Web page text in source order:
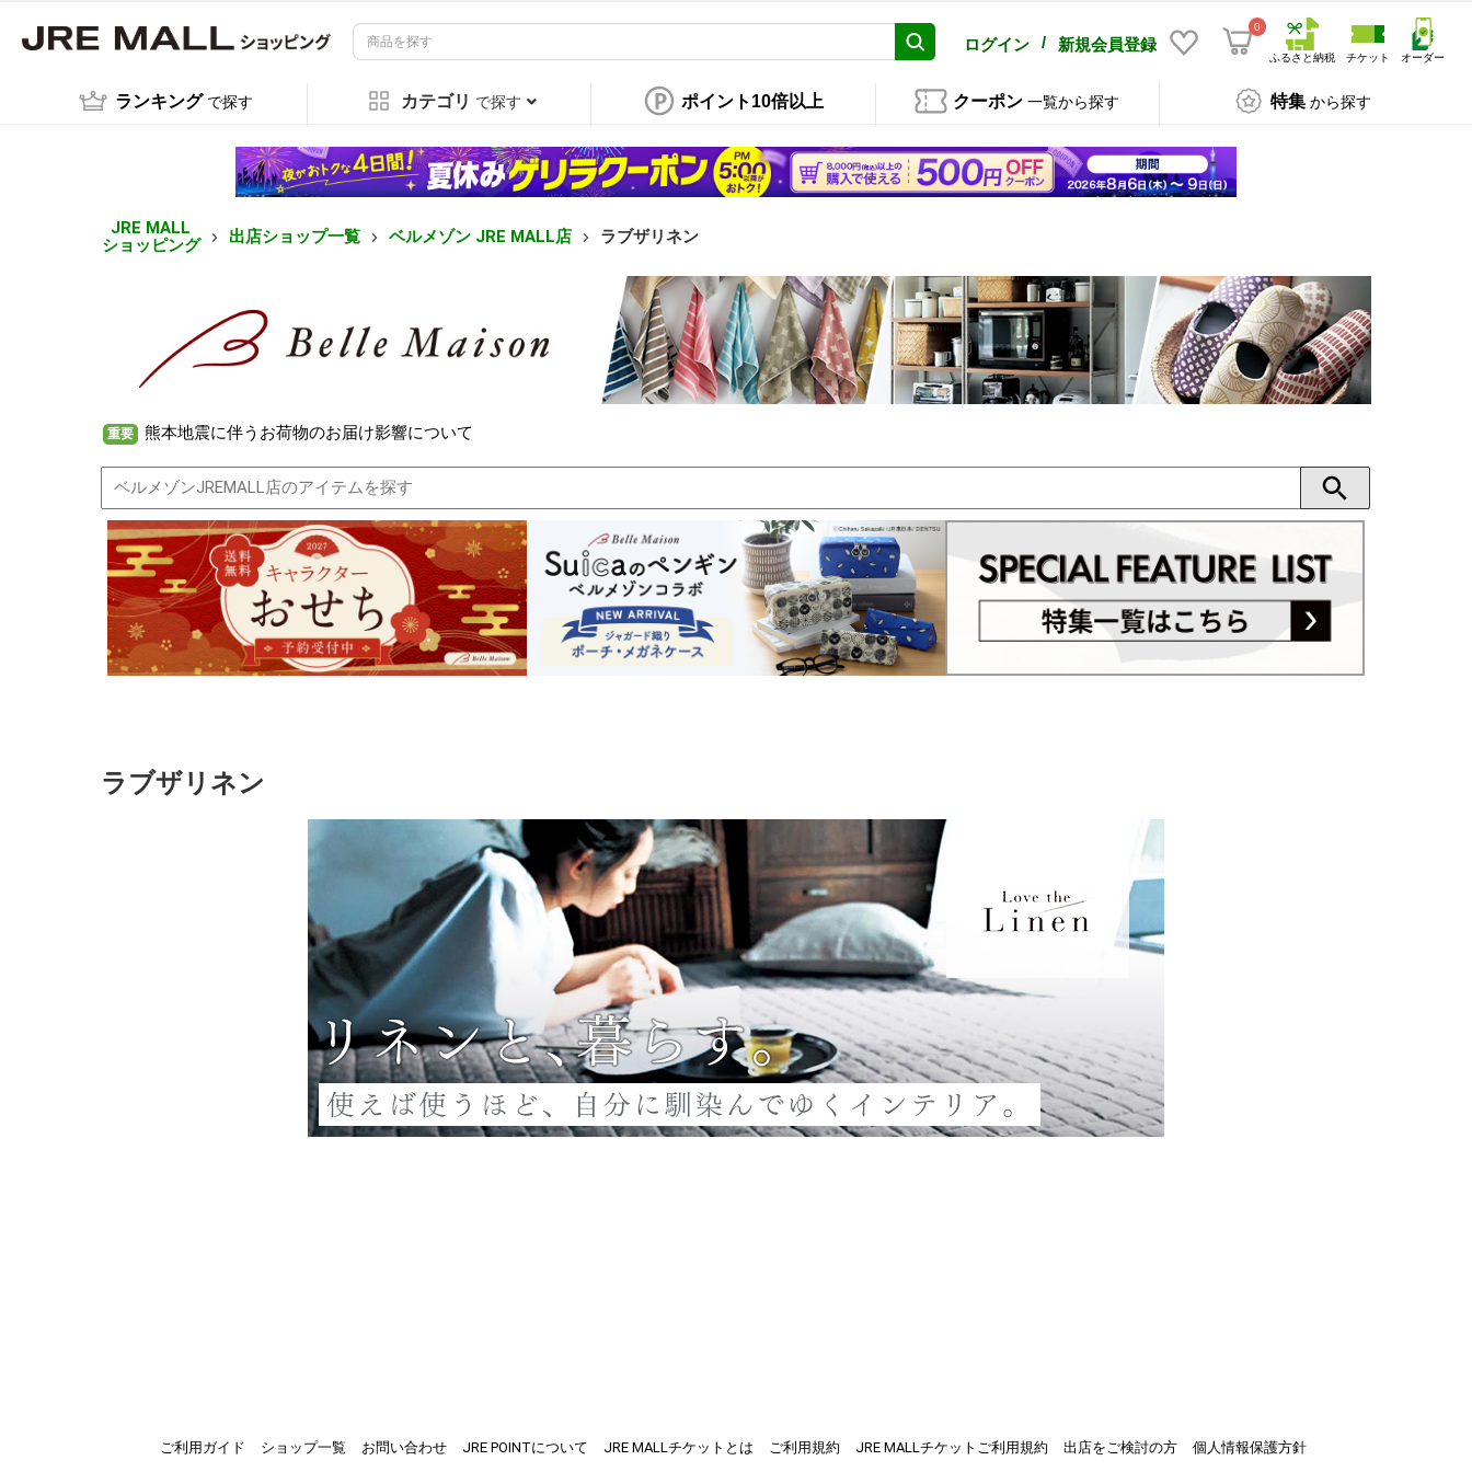
ログイン / 新規会員登録
0
ふるさと納税 チケット オーダー
ランキング で探す カテゴリ で探す ポイント10倍以上 クーポン 一覧から探す 特集 から探す
JRE MALL
ショッピング
出店ショップ一覧 ベルメゾン JRE MALL店 ラブザリネン
重要 熊本地震に伴うお荷物のお届け影響について
ラブザリネン
ご利用ガイド ショップ一覧 お問い合わせ JRE POINTについて JRE MALLチケットとは ご利用規約 JRE MALLチケットご利用規約 出店をご検討の方 個人情報保護方針